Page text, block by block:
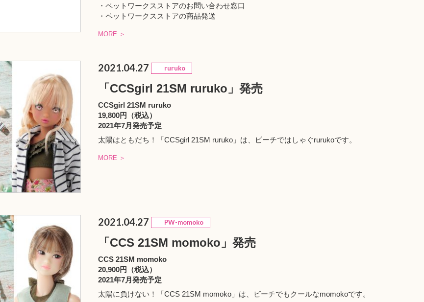
・ペットワークスストアのお問い合わせ窓口
・ペットワークスストアの商品発送
MORE ＞
2021.04.27 ruruko
「CCSgirl 21SM ruruko」発売
CCSgirl 21SM ruruko
19,800円（税込）
2021年7月発売予定
太陽はともだち！「CCSgirl 21SM ruruko」は、ビーチではしゃぐrurukoです。
MORE ＞
2021.04.27 PW-momoko
「CCS 21SM momoko」発売
CCS 21SM momoko
20,900円（税込）
2021年7月発売予定
太陽に負けない！「CCS 21SM momoko」は、ビーチでもクールなmomokoです。